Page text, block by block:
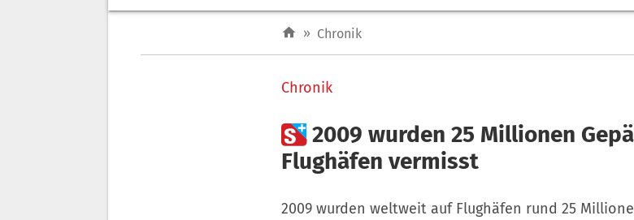
» Chronik
Chronik
2009 wurden 25 Millionen
Flughäfen vermisst
2009 wurden weltweit auf Flughäfen rund 25